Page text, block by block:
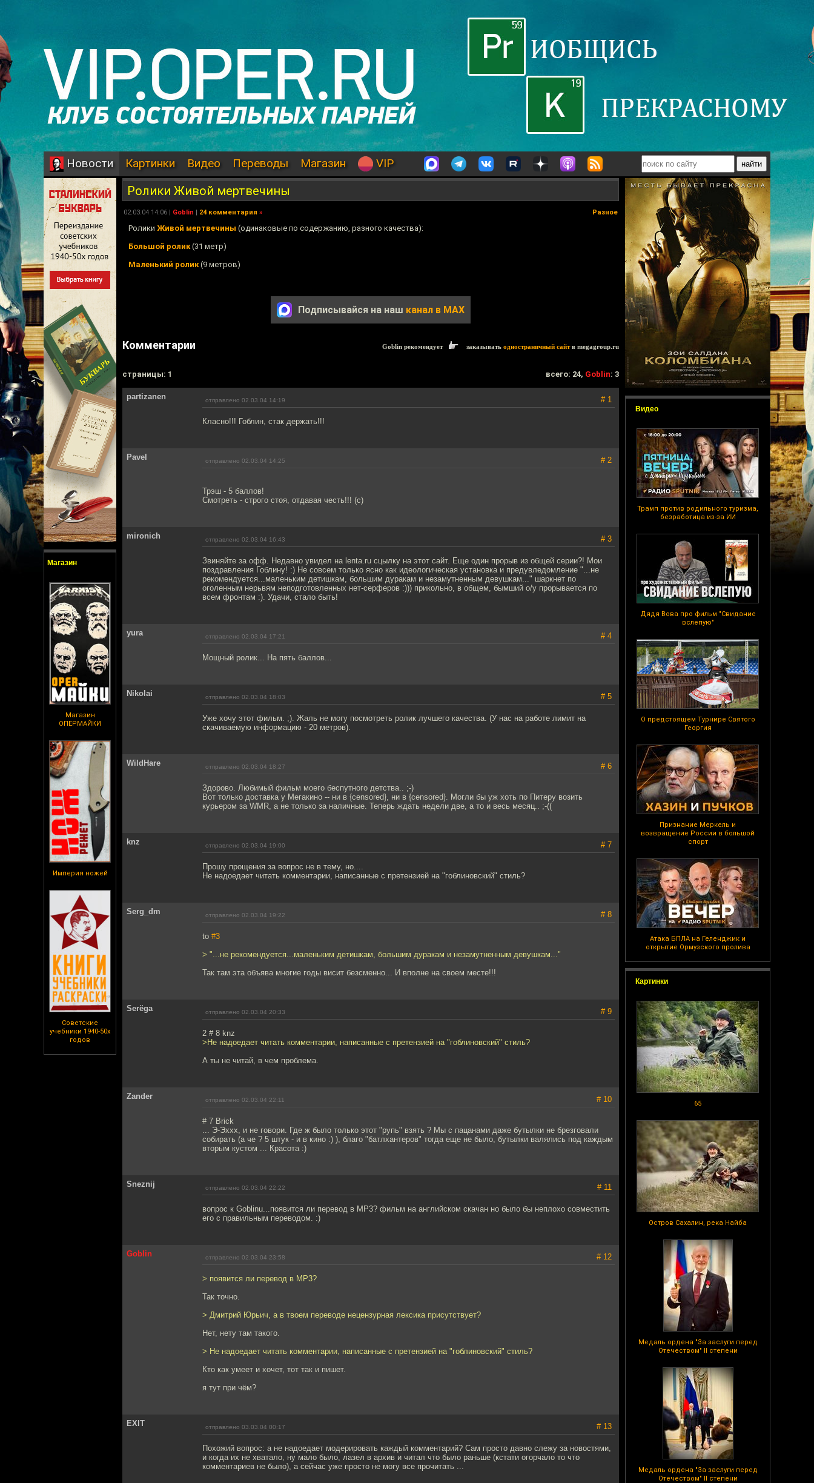
Новости Картинки Видео Переводы Магазин VIP
Магазин
Магазин
ОПЕРМАЙКИ
Империя ножей
Советские
учебники 1940-50х
годов
Видео
Трамп против родильного туризма,
безработица из-за ИИ
Дядя Вова про фильм "Свидание
вслепую"
О предстоящем Турнире Святого
Георгия
Признание Меркель и
возвращение России в большой
спорт
Атака БПЛА на Геленджик и
открытие Ормузского пролива
Картинки
65
Остров Сахалин, река Найба
Медаль ордена "За заслуги перед
Отечеством" II степени
Медаль ордена "За заслуги перед
Отечеством" II степени
Ролики Живой мертвечины
02.03.04 14:06 | Goblin | 24 комментария » Разное
Ролики Живой мертвечины (одинаковые по содержанию, разного качества):
Большой ролик(31 метр)
Маленький ролик(9 метров)
Подписывайся на наш канал в MAX
Комментарии Goblin рекомендует заказывать одностраничный сайтв megagroup.ru
cтраницы: 1 всего: 24, Goblin: 3
partizanen отправлено 02.03.04 14:19 # 1
Класно!!! Гоблин, стак держать!!!
Pavel отправлено 02.03.04 14:25 # 2
Трэш - 5 баллов!
Смотреть - строго стоя, отдавая честь!!! (с)
mironich отправлено 02.03.04 16:43 # 3
Звиняйте за офф. Недавно увидел на lenta.ru сцылку на этот сайт. Еще один прорыв из общей серии?! Мои
поздравления Гоблину! :) Не совсем только ясно как идеологическая установка и предувледомление "...не
рекомендуется...маленьким детишкам, большим дуракам и незамутненным девушкам..." шаркнет по
оголенным нерьвям неподготовленных нет-серферов :))) прикольно, в общем, бымший о/у прорывается по
всем фронтам :). Удачи, стало быть!
yura отправлено 02.03.04 17:21 # 4
Мощный ролик... На пять баллов...
Nikolai отправлено 02.03.04 18:03 # 5
Уже хочу этот фильм. ;). Жаль не могу посмотреть ролик лучшего качества. (У нас на работе лимит на
скачиваемую информацию - 20 метров).
WildHare отправлено 02.03.04 18:27 # 6
Здорово. Любимый фильм моего беспутного детства.. ;-)
Вот только доставка у Мегакино -- ни в {censored}, ни в {censored}. Могли бы уж хоть по Питеру возить
курьером за WMR, а не только за наличные. Теперь ждать недели две, а то и весь месяц.. ;-((
knz отправлено 02.03.04 19:00 # 7
Прошу прощения за вопрос не в тему, но....
Не надоедает читать комментарии, написанные с претензией на "гоблиновский" стиль?
Serg_dm отправлено 02.03.04 19:22 # 8
to #3
> "...не рекомендуется...маленьким детишкам, большим дуракам и незамутненным девушкам..."
Так там эта объява многие годы висит безсменно... И вполне на своем месте!!!
Serёga отправлено 02.03.04 20:33 # 9
2 # 8 knz
>Не надоедает читать комментарии, написанные с претензией на "гоблиновский" стиль?
А ты не читай, в чем проблема.
Zander отправлено 02.03.04 22:11 # 10
# 7 Brick
... Э-Эххх, и не говори. Где ж было только этот "рупь" взять ? Мы с пацанами даже бутылки не брезговали
собирать (а че ? 5 штук - и в кино :) ), благо "батлхантеров" тогда еще не было, бутылки валялись под каждым
вторым кустом ... Красота :)
Sneznij отправлено 02.03.04 22:22 # 11
вопрос к Goblinu...появится ли перевод в MP3? фильм на английском скачан но было бы неплохо совместить
его с правильным переводом. :)
Goblin отправлено 02.03.04 23:58 # 12
> появится ли перевод в MP3?
Так точно.
> Дмитрий Юрьич, а в твоем переводе нецензурная лексика присутствует?
Нет, нету там такого.
> Не надоедает читать комментарии, написанные с претензией на "гоблиновский" стиль?
Кто как умеет и хочет, тот так и пишет.
я тут при чём?
EXIT отправлено 03.03.04 00:17 # 13
Похожий вопрос: а не надоедает модерировать каждый комментарий? Сам просто давно слежу за новостями,
и когда их не хватало, ну мало было, лазел в архив и читал что было раньше (кстати огорчало то что
комментариев не было), а сейчас уже просто не могу все прочитать ...